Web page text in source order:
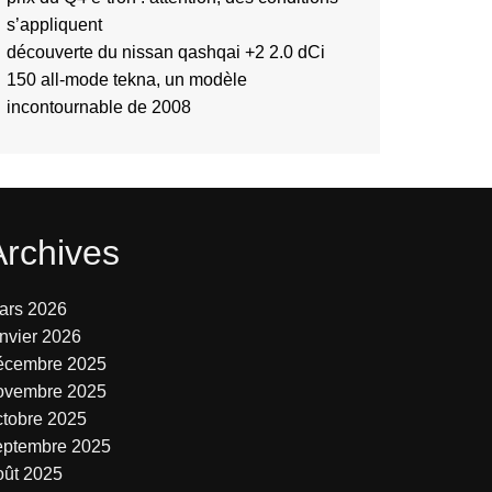
s’appliquent
découverte du nissan qashqai +2 2.0 dCi
150 all-mode tekna, un modèle
incontournable de 2008
2026
2026
2025
2025
2025
2025
2025